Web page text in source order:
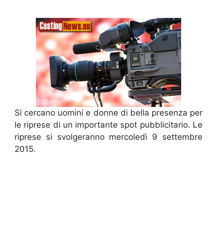
Si cercano uomini e donne di bella presenza per
le riprese di un importante spot pubblicitario. Le
riprese si svolgeranno mercoledì 9 settembre
2015.